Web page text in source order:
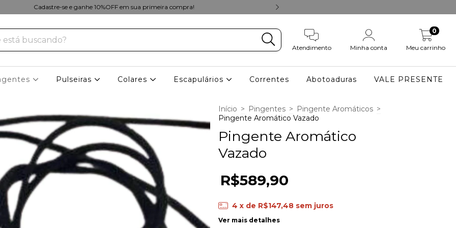
Cadastre-se e ganhe 10%OFF em sua primeira compra!
Atendimento Minha conta Meu carrinho
0
Pulseiras Colares Escapulários Correntes Abotoaduras VALE PRESENTE
Início > Pingentes > Pingente Aromáticos >
Pingente Aromático Vazado
Pingente Aromático
Vazado
R$589,90
4 x de R$147,48 sem juros
Ver mais detalhes